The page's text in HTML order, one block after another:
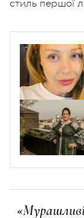
стиль першої
«Мурашливі